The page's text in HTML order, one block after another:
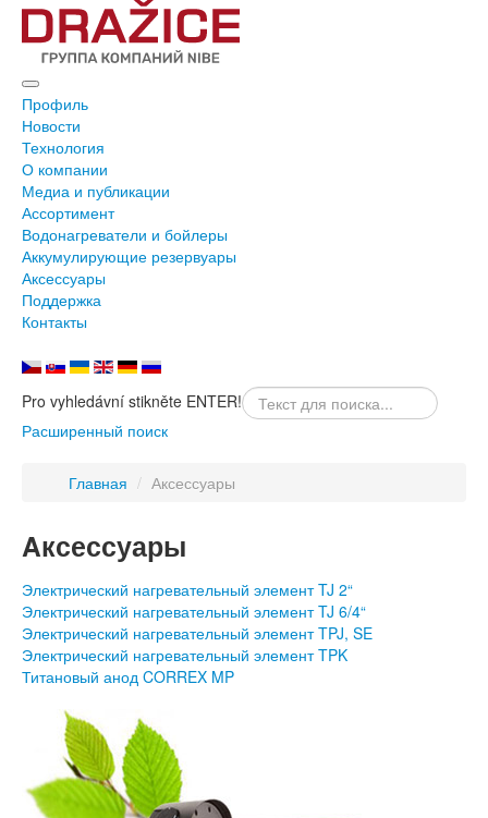
Профиль
Новости
Технология
О компании
Медиа и публикации
Ассортимент
Водонагреватели и бойлеры
Аккумулирующие резервуары
Аксессуары
Поддержка
Контакты
Pro vyhledávní stikněte ENTER!
Расширенный поиск
Главная / Аксессуары
Aксессуары
Электрический нагревательный элемент TJ 2“
Электрический нагревательный элемент TJ 6/4“
Электрический нагревательный элемент TPJ, SE
Электрический нагревательный элемент TPK
Титановый анод CORREX MP